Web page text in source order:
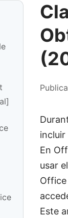
En
usar
Este